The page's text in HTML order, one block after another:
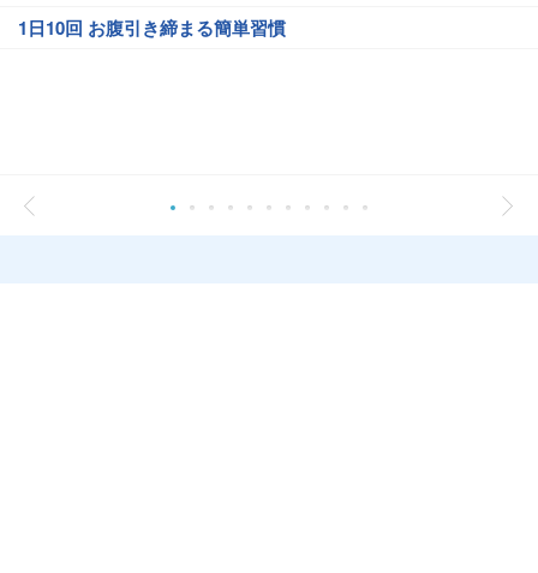
1日10回 お腹引き締まる簡単習慣